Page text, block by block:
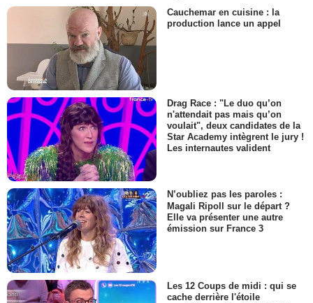
Cauchemar en cuisine : la
production lance un appel
Drag Race : "Le duo qu’on
n'attendait pas mais qu’on
voulait", deux candidates de la
Star Academy intègrent le jury !
Les internautes valident
N’oubliez pas les paroles :
Magali Ripoll sur le départ ?
Elle va présenter une autre
émission sur France 3
Les 12 Coups de midi : qui se
cache derrière l'étoile